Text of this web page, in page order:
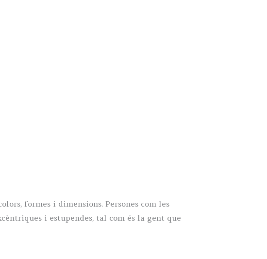
formes i dimensions. Persones com les
i estupendes, tal com és la gent que